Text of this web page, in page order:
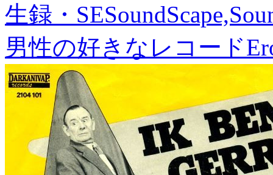
生録・SE
男性の好きなレコード